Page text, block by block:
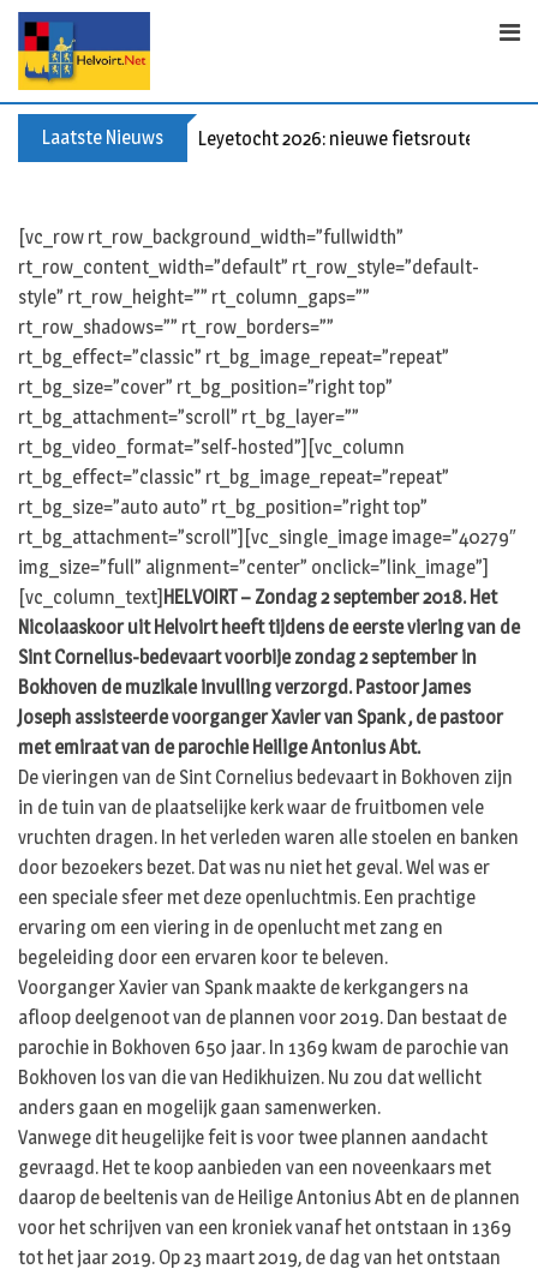
Skip
content
Laatste Nieuws Leyetocht 2026: nieuwe fietsroutes
[vc_row rt_row_background_width=”fullwidth”
rt_row_content_width=”default” rt_row_style=”default-
style” rt_row_height=”” rt_column_gaps=””
rt_row_shadows=”” rt_row_borders=””
rt_bg_effect=”classic” rt_bg_image_repeat=”repeat”
rt_bg_size=”cover” rt_bg_position=”right top”
rt_bg_attachment=”scroll” rt_bg_layer=””
rt_bg_video_format=”self-hosted”][vc_column
rt_bg_effect=”classic” rt_bg_image_repeat=”repeat”
rt_bg_size=”auto auto” rt_bg_position=”right top”
rt_bg_attachment=”scroll”][vc_single_image image=”40279″
img_size=”full” alignment=”center” onclick=”link_image”]
[vc_column_text] HELVOIRT – Zondag 2 september 2018. Het
Nicolaaskoor uit Helvoirt heeft tijdens de eerste viering van de
Sint Cornelius-bedevaart voorbije zondag 2 september in
Bokhoven de muzikale invulling verzorgd. Pastoor James
Joseph assisteerde voorganger Xavier van Spank , de pastoor
met emiraat van de parochie Heilige Antonius Abt.
De vieringen van de Sint Cornelius bedevaart in Bokhoven zijn
in de tuin van de plaatselijke kerk waar de fruitbomen vele
vruchten dragen. In het verleden waren alle stoelen en banken
door bezoekers bezet. Dat was nu niet het geval. Wel was er
een speciale sfeer met deze openluchtmis. Een prachtige
ervaring om een viering in de openlucht met zang en
begeleiding door een ervaren koor te beleven.
Voorganger Xavier van Spank maakte de kerkgangers na
afloop deelgenoot van de plannen voor 2019. Dan bestaat de
parochie in Bokhoven 650 jaar. In 1369 kwam de parochie van
Bokhoven los van die van Hedikhuizen. Nu zou dat wellicht
anders gaan en mogelijk gaan samenwerken.
Vanwege dit heugelijke feit is voor twee plannen aandacht
gevraagd. Het te koop aanbieden van een noveenkaars met
daarop de beeltenis van de Heilige Antonius Abt en de plannen
voor het schrijven van een kroniek vanaf het ontstaan in 1369
tot het jaar 2019. Op 23 maart 2019, de dag van het ontstaan